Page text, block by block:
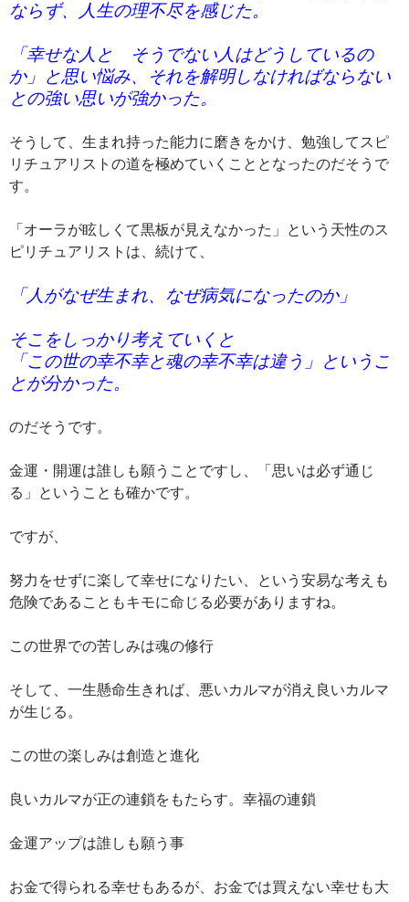
ならず、人生の理不尽を感じた。
「幸せな人と そうでない人はどうしているの
か」と思い悩み、それを解明しなければならない
との強い思いが強かった。
そうして、生まれ持った能力に磨きをかけ、勉強してスピ
リチュアリストの道を極めていくこととなったのだそうで
す。
「オーラが眩しくて黒板が見えなかった」という天性のス
ピリチュアリストは、続けて、
「人がなぜ生まれ、なぜ病気になったのか」
そこをしっかり考えていくと
「この世の幸不幸と魂の幸不幸は違う」というこ
とが分かった。
のだそうです。
金運・開運は誰しも願うことですし、「思いは必ず通じ
る」ということも確かです。
ですが、
努力をせずに楽して幸せになりたい、という安易な考えも
危険であることもキモに命じる必要がありますね。
この世界での苦しみは魂の修行
そして、一生懸命生きれば、悪いカルマが消え良いカルマ
が生じる。
この世の楽しみは創造と進化
良いカルマが正の連鎖をもたらす。幸福の連鎖
金運アップは誰しも願う事
お金で得られる幸せもあるが、お金では買えない幸せも大